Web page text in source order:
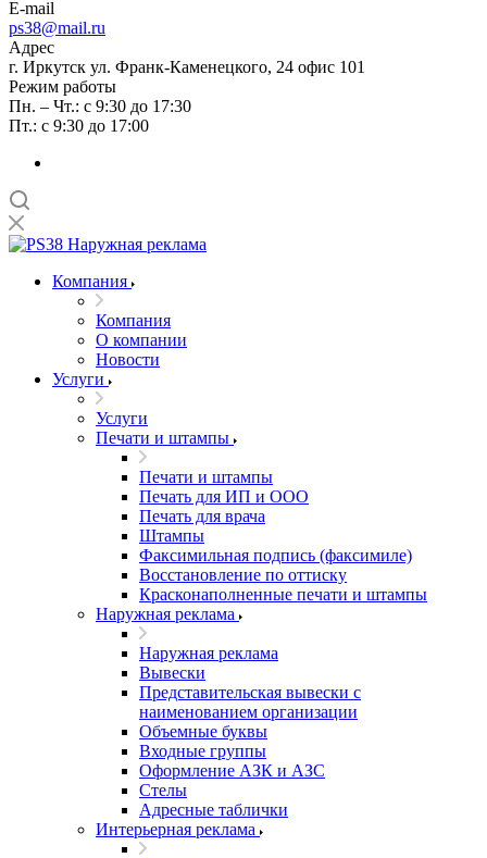
E-mail
ps38@mail.ru
Адрес
г. Иркутск ул. Франк-Каменецкого, 24 офис 101
Режим работы
Пн. – Чт.: с 9:30 до 17:30
Пт.: с 9:30 до 17:00
Компания
Компания
О компании
Новости
Услуги
Услуги
Печати и штампы
Печати и штампы
Печать для ИП и ООО
Печать для врача
Штампы
Факсимильная подпись (факсимиле)
Восстановление по оттиску
Красконаполненные печати и штампы
Наружная реклама
Наружная реклама
Вывески
Представительская вывески с
наименованием организации
Объемные буквы
Входные группы
Оформление АЗК и АЗС
Стелы
Адресные таблички
Интерьерная реклама